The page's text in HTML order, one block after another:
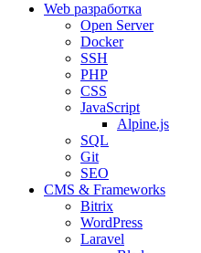
Web разработка
Open Server
Docker
SSH
PHP
CSS
JavaScript
Alpine.js
SQL
Git
SEO
CMS & Frameworks
Bitrix
WordPress
Laravel